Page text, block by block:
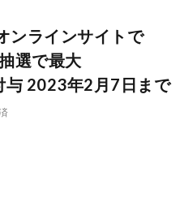
室
ンラインサイトで
選で最大
2023年2月7日まで